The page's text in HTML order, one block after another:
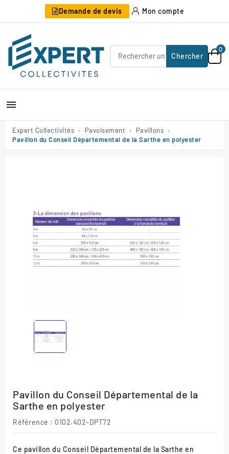
Demande de devis Mon compte
Chercher
0

Expert Collectivités Pavoisement
Pavillons
Pavillon du Conseil Départemental de la Sarthe en polyester
Pavillon du Conseil Départemental de la
Sarthe en polyester
Référence : 0102.402-DPT72
Ce pavillon du Conseil Départemental de la Sarthe en